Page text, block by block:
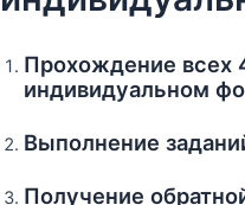
Прохождение всех
индивидуальном
Выполнение
Получение